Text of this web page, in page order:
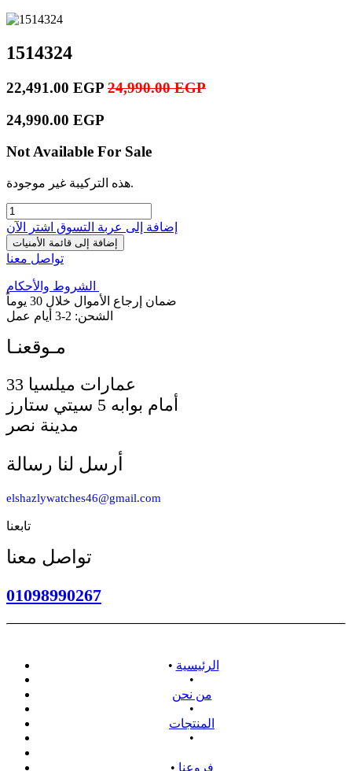
1514324
22,491.00 EGP 24,990.00EGP
24,990.00 EGP
Not Available For Sale
هذه التركيبة غير موجودة.
إضافة إلى عربة التسوق اشترِ الآن
إضافة إلى قائمة الأمنيات
تواصل معنا
الشروط والأحكام
ضمان إرجاع الأموال خلال 30 يوماً
الشحن: 2-3 أيام عمل
أمام بوابه 5 سيتي ستارز
مدينة نصر
أرسل لنا رسالة
elshazlywatches46@gmail.com
تابعنا
تواصل معنا
01098990267
• الرئيسية
•
من نحن
•
المنتجات
•
• فروعنا